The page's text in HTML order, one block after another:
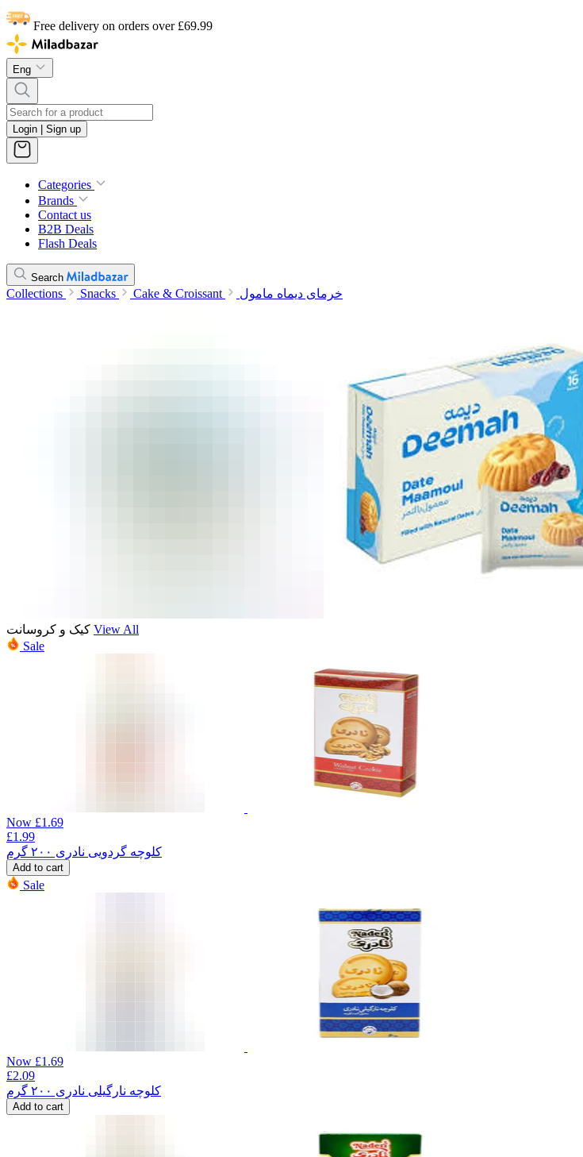
Free delivery on orders over £69.99
Eng
Login | Sign up
Categories
Brands
Contact us
B2B Deals
Flash Deals
Search
Collections Snacks Cake & Croissant خرمای دیماه مامول
کیک و کروسانت View All
Sale
Now £1.69
£1.99
کلوچه گردویی نادری ۲۰۰ گرم
Add to cart
Sale
Now £1.69
£2.09
کلوچه نارگیلی نادری ۲۰۰ گرم
Add to cart